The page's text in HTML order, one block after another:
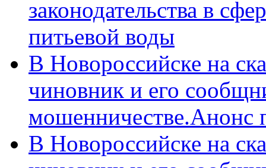
законодательства в
питьевой воды
В Новороссийске на
чиновник и его
мошенничестве.Анонс
В Новороссийске на